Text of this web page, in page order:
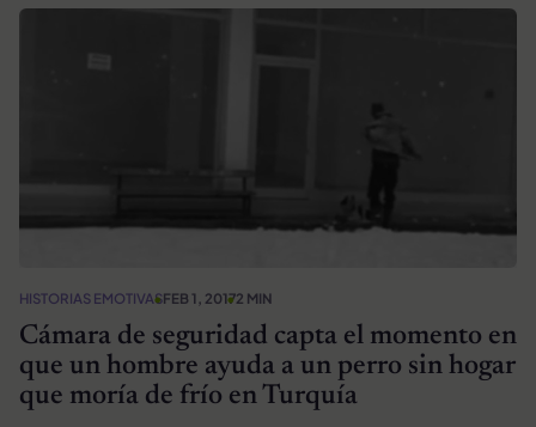
HISTORIAS EMOTIVASFEB 1, 20172 MIN
Cámara de seguridad capta el momento en
que un hombre ayuda a un perro sin hogar
que moría de frío en Turquía